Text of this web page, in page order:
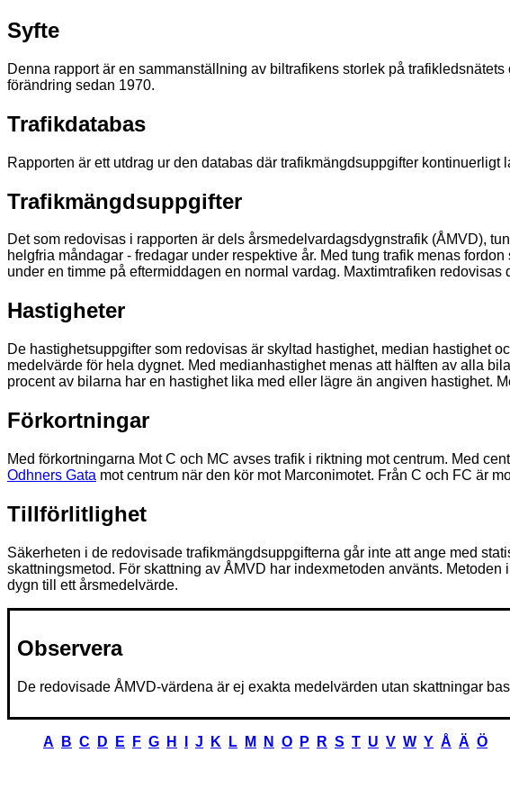
Syfte
Denna rapport är en sammanställning av biltrafikens storlek på
förändring sedan 1970.
Trafikdatabas
Rapporten är ett utdrag ur den databas där trafikmängdsuppgifter kontinuerligt
Trafikmängdsuppgifter
Det som redovisas i rapporten är dels årsmedelvardagsdygnstrafik (ÅMVD),
helgfria måndagar - fredagar under respektive år. Med tung trafik menas
under en timme på eftermiddagen en normal vardag. Maxtimtrafiken
Hastigheter
De hastighetsuppgifter som redovisas är skyltad hastighet, median hastighet
medelvärde för hela dygnet. Med medianhastighet menas att hälften av alla
procent av bilarna har en hastighet lika med eller lägre än angiven hastighet.
Förkortningar
Med förkortningarna Mot C och MC avses trafik i riktning mot centrum. Med
Odhners Gata mot centrum när den kör mot Marconimotet. Från C och FC är
Tillförlitlighet
Säkerheten i de redovisade trafikmängdsuppgifterna går inte att ange med
skattningsmetod. För skattning av ÅMVD har indexmetoden använts.
dygn till ett årsmedelvärde.
Observera
De redovisade ÅMVD-värdena är ej exakta medelvärden utan skattningar
A B C D E F G H J K L M N O P R S T U V W Y Å Ä Ö